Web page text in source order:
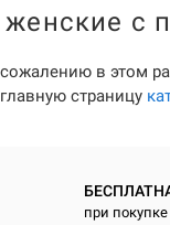
с
сожалению в этом
страницу
при покупке